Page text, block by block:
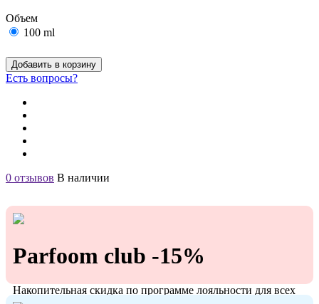
Объем
100 ml
Добавить в корзину
Есть вопросы?
0 отзывов В наличии
Parfoom club -15%
Накопительная скидка по программе лояльности для всех